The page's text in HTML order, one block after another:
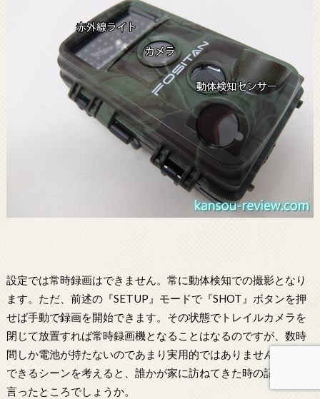
設定では常時録画はできません。常に動体検知での撮影となり
ます。ただ、前述の『SETUP』モードで『SHOT』ボタンを押
せば手動で録画を開始できます。その状態でトレイルカメラを
閉じて放置すれば常時録画機となることはなるのですが、数時
間しか電池が持たないのであまり実用的ではありません。使用
できるシーンを考えると、誰かが家に訪ねてきた時の記録用と
言ったところでしょうか。